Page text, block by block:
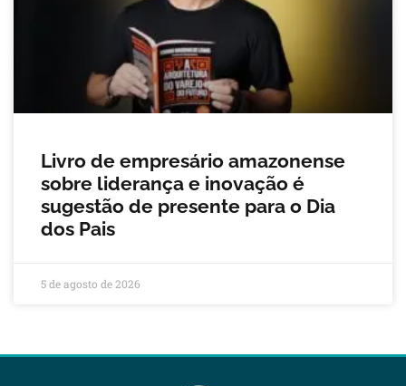
Livro de empresário amazonense
sobre liderança e inovação é
sugestão de presente para o Dia
dos Pais
5 de agosto de 2026